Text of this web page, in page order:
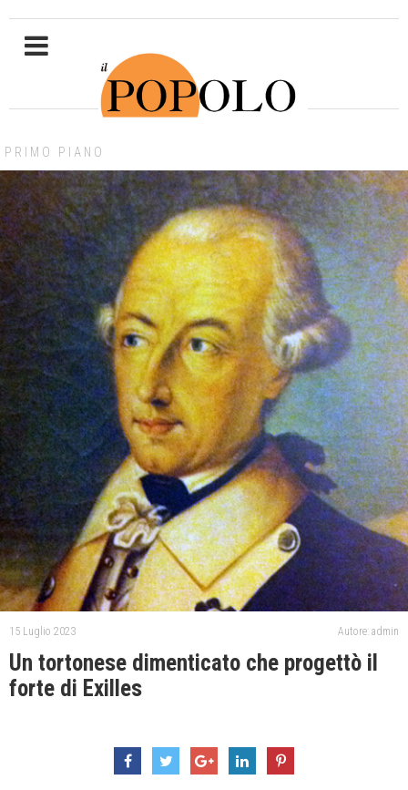
PRIMO PIANO
15 Luglio 2023 Autore: admin
Un tortonese dimenticato che progettò il
forte di Exilles